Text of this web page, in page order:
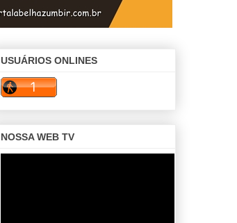
USUÁRIOS ONLINES
NOSSA WEB TV